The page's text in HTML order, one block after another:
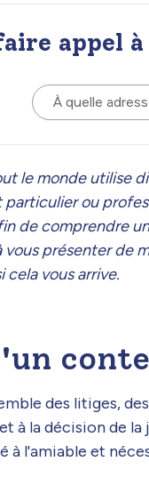
appel
À quelle
le monde utilise
particulier ou
de comprendre
présenter de
vous arrive.
des litiges,
à la décision de
à l'amiable et